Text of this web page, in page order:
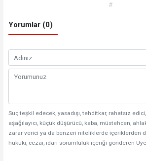
#
Yorumlar (0)
Suç teşkil edecek, yasadışı, tehditkar, rahatsız
aşağılayıcı, küçük düşürücü, kaba, müstehcen,
zarar verici ya da benzeri niteliklerde içeriklerden
hukuki, cezai, idari sorumluluk içeriği gönderen